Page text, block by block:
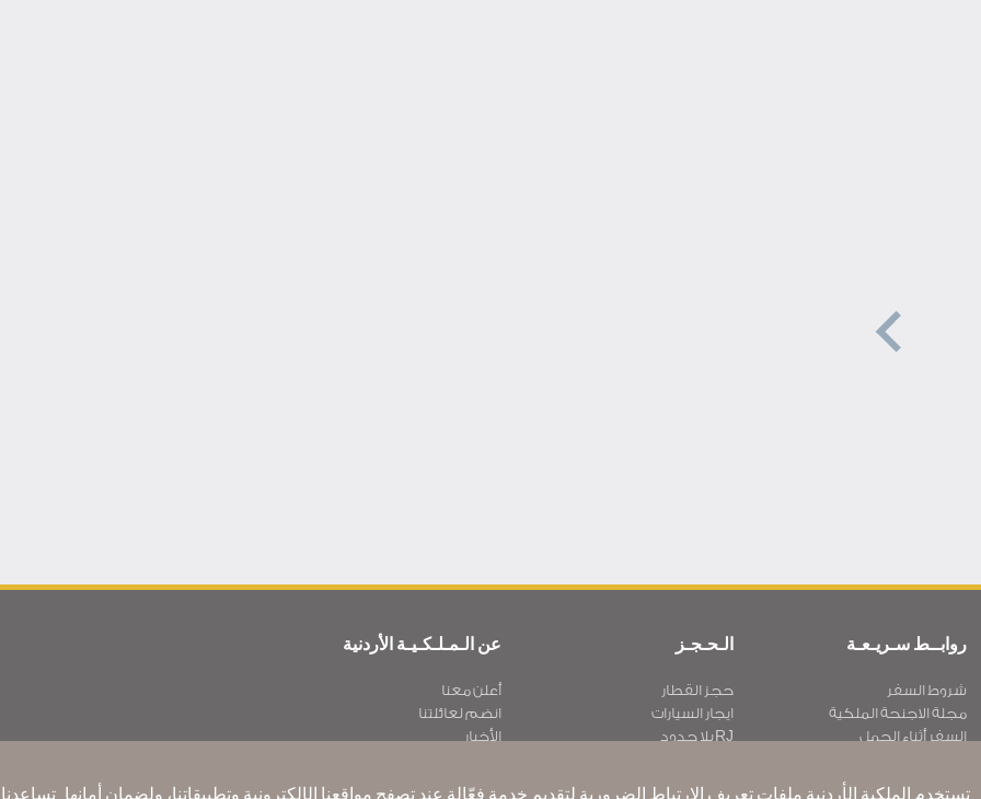
روابــط سـريـعـة
شروط السفر
مجلة الاجنحة الملكية
السفر أثناء الحمل
ذوي الاحتياجات الخاصة
الـحـجـز
حجز القطار
ايجار السيارات
RJ بلا حدود
تكرم
عن الـمـلـكـيـة الأردنية
أعلن معنا
انضم لعائلتنا
الأخبار
مكاتبنا حول العالم